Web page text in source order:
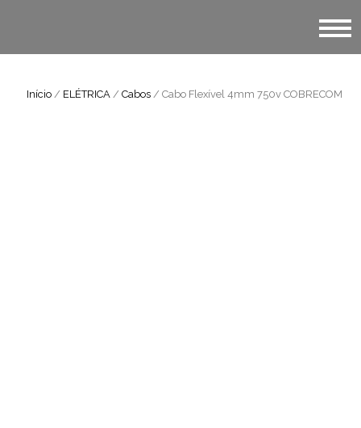
Início/ ELÉTRICA/ Cabos/ Cabo Flexível 4mm 750v COBRECOM